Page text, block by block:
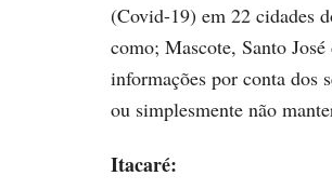
(Covid-19) em 22 cidades
como; Mascote, Santo
informações por conta dos
ou simplesmente não
Itacaré: